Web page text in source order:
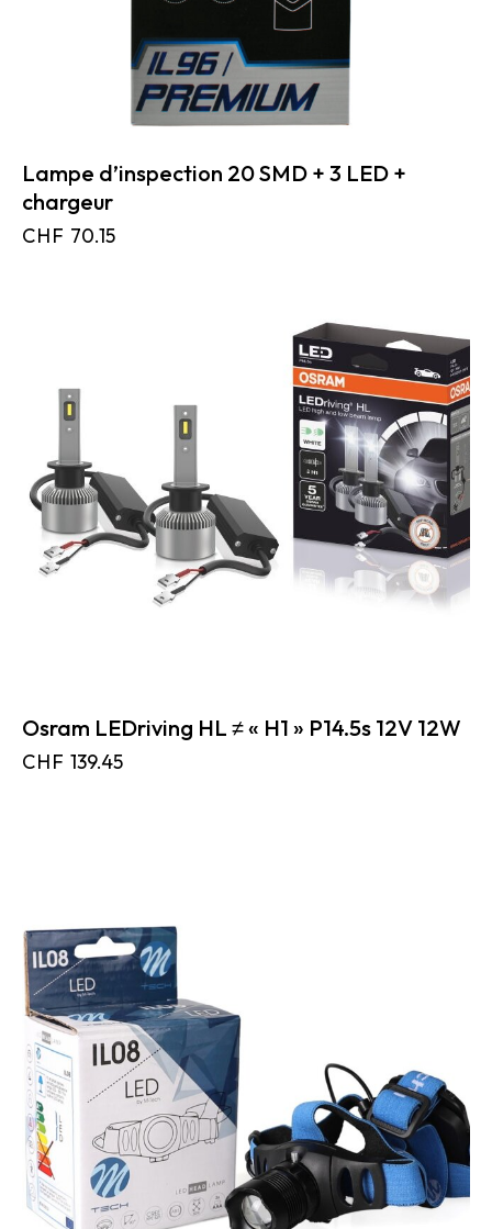
Lampe d’inspection 20 SMD + 3 LED +
chargeur
CHF 70.15
Osram LEDriving HL ≠ « H1 » P14.5s 12V 12W
CHF 139.45